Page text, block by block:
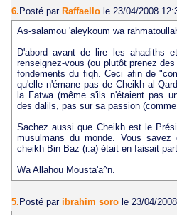
6. Posté par Raffaello le 23/04/2008
As-salamou 'aleykoum wa
D'abord avant de lire les ahadiths
renseignez-vous (ou plutôt prenez
fondements du fiqh. Ceci afin de
qu'elle n'émane pas de Cheikh al-
la Fatwa (même s'ils n'étaient pas
des dalils, pas sur sa passion
Sachez aussi que Cheikh est le
musulmans du monde. Vous
cheikh Bin Baz (r.a) était en faisait
Wa Allahou Mousta'a^n.
5.Posté par ibrahim soro le 23/04/